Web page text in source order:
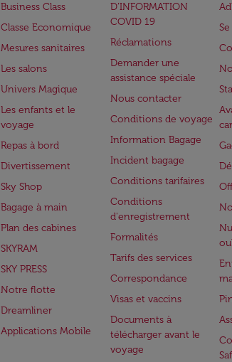
Business Class
Classe Economique
Mesures sanitaires
Les salons
Univers Magique
Les enfants et le
voyage
Repas à bord
Divertissement
Sky Shop
Bagage à main
Plan des cabines
SKYRAM
SKY PRESS
Notre flotte
Dreamliner
Applications Mobile
D’INFORMATION
COVID 19
Réclamations
Demander une
assistance spéciale
Nous contacter
Conditions de voyage
Information Bagage
Incident bagage
Conditions tarifaires
Conditions
d'enregistrement
Formalités
Tarifs des services
Correspondance
Visas et vaccins
Documents à
télécharger avant le
voyage